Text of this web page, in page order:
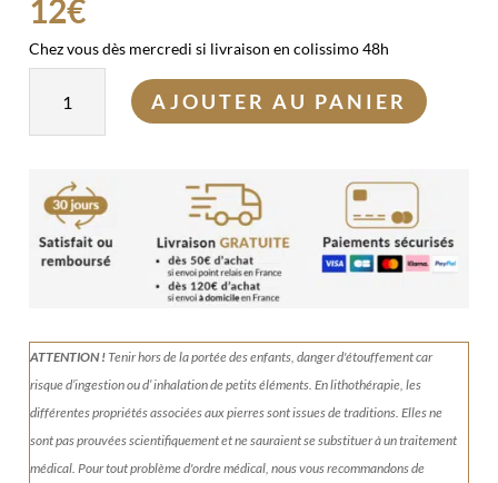
12€
Chez vous dès mercredi si livraison en colissimo 48h
Kit
Energie
motivation
AJOUTER AU PANIER
ATTENTION !Tenirhors de la portée des enfants, danger d'étouffement car
risque d’ingestion ou d’ inhalation de petits éléments.En lithothérapie, les
différentes propriétés associées aux pierres sont issues de traditions. Elles ne
sont pas prouvées scientifiquement et ne sauraient se substituer à un traitement
médical. Pour tout problème d'ordre médical, nous vous recommandons de